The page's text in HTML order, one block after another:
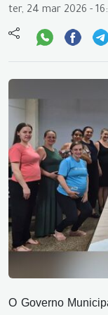
ter, 24 mar 2026 -
O Governo